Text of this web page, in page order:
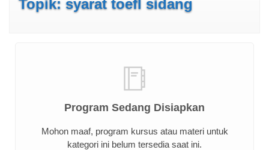
Topik: syarat toefl sidang
Program Sedang Disiapkan
Mohon maaf, program kursus atau materi untuk
kategori ini belum tersedia saat ini.